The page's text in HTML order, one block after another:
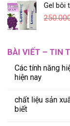
Gel bôi
BÀI VIẾT – TIN
Các tính năng
hiện nay
chất liệu sản
biết